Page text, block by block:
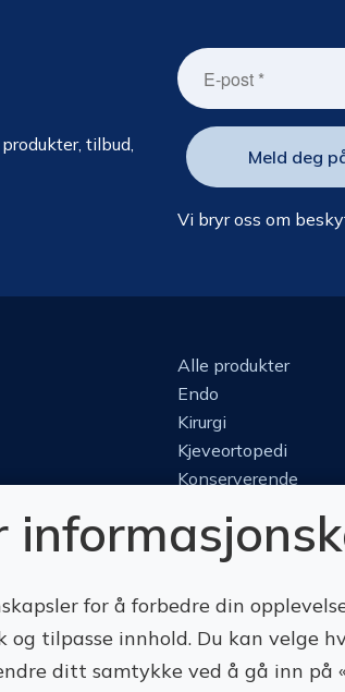
tilbud,
Vi bryr oss om
Alle produkter
Endo
Kirurgi
Kjeveortopedi
Konserverende
Perio
Protetikk
for å forbedre din
tilpasse innhold. Du kan velge
ditt samtykke ved å gå inn på